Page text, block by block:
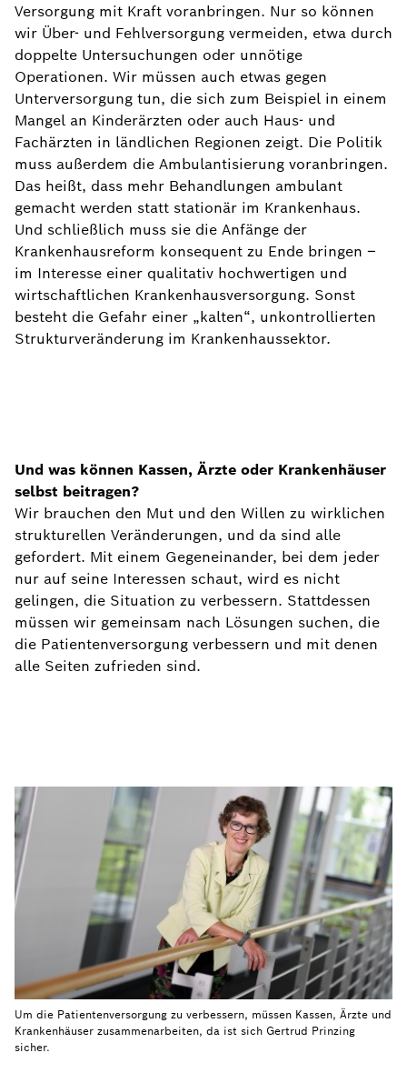
Versorgung mit Kraft voranbringen. Nur so können
wir Über- und Fehlversorgung vermeiden, etwa durch
doppelte Untersuchungen oder unnötige
Operationen. Wir müssen auch etwas gegen
Unterversorgung tun, die sich zum Beispiel in einem
Mangel an Kinderärzten oder auch Haus- und
Fachärzten in ländlichen Regionen zeigt. Die Politik
muss außerdem die Ambulantisierung voranbringen.
Das heißt, dass mehr Behandlungen ambulant
gemacht werden statt stationär im Krankenhaus.
Und schließlich muss sie die Anfänge der
Krankenhausreform konsequent zu Ende bringen –
im Interesse einer qualitativ hochwertigen und
wirtschaftlichen Krankenhausversorgung. Sonst
besteht die Gefahr einer „kalten“, unkontrollierten
Strukturveränderung im Krankenhaussektor.
Und was können Kassen, Ärzte oder Krankenhäuser
selbst beitragen?
Wir brauchen den Mut und den Willen zu wirklichen
strukturellen Veränderungen, und da sind alle
gefordert. Mit einem Gegeneinander, bei dem jeder
nur auf seine Interessen schaut, wird es nicht
gelingen, die Situation zu verbessern. Stattdessen
müssen wir gemeinsam nach Lösungen suchen, die
die Patientenversorgung verbessern und mit denen
alle Seiten zufrieden sind.
Um die Patientenversorgung zu verbessern, müssen Kassen, Ärzte und
Krankenhäuser zusammenarbeiten, da ist sich Gertrud Prinzing
sicher.